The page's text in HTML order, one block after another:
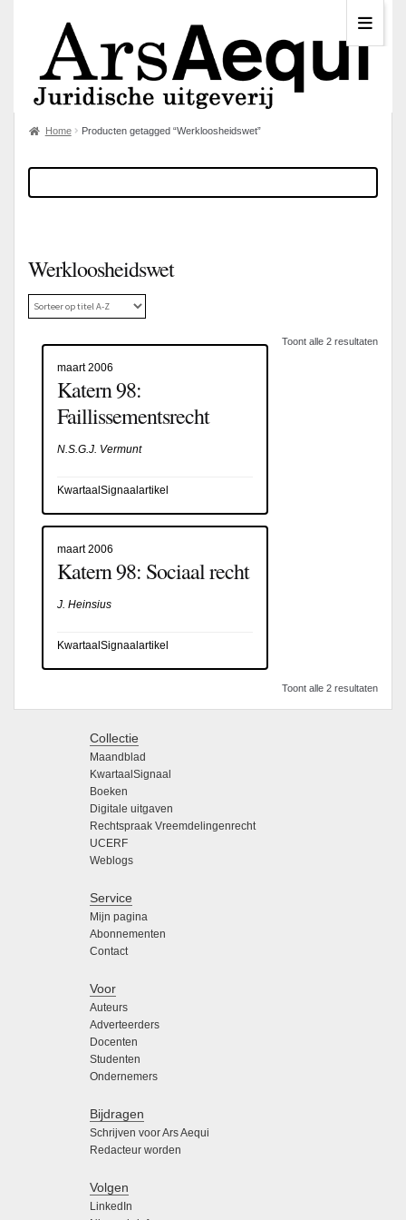
Home Producten getagged “Werkloosheidswet”
Werkloosheidswet
Toont alle 2 resultaten
maart 2006
Katern 98:
Faillissementsrecht
N.S.G.J. Vermunt
KwartaalSignaalartikel
maart 2006
Katern 98: Sociaal recht
J. Heinsius
KwartaalSignaalartikel
Toont alle 2 resultaten
Collectie
Maandblad
KwartaalSignaal
Boeken
Digitale uitgaven
Rechtspraak Vreemdelingenrecht
UCERF
Weblogs
Service
Mijn pagina
Abonnementen
Contact
Voor
Auteurs
Adverteerders
Docenten
Studenten
Ondernemers
Bijdragen
Schrijven voor Ars Aequi
Redacteur worden
Volgen
LinkedIn